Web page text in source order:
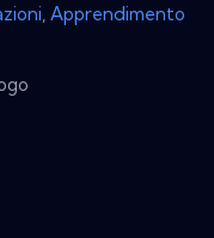
Apprendimento